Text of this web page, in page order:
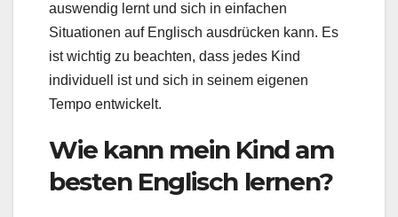
auswendig lernt und sich in einfachen
Situationen auf Englisch ausdrücken kann. Es
ist wichtig zu beachten, dass jedes Kind
individuell ist und sich in seinem eigenen
Tempo entwickelt.
Wie kann mein Kind am
besten Englisch lernen?